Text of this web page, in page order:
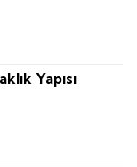
Yapısı